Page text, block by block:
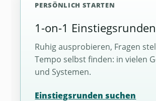
PERSÖNLICH STARTEN
1-on-1 Einstiegsrunden
Ruhig ausprobieren, Fragen
Tempo selbst finden: in vielen
und Systemen.
Einstiegsrunden suchen